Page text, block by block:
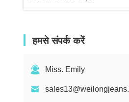
हमसे संपर्क करें
Miss. Emily